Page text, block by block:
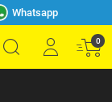
Whatsapp
0